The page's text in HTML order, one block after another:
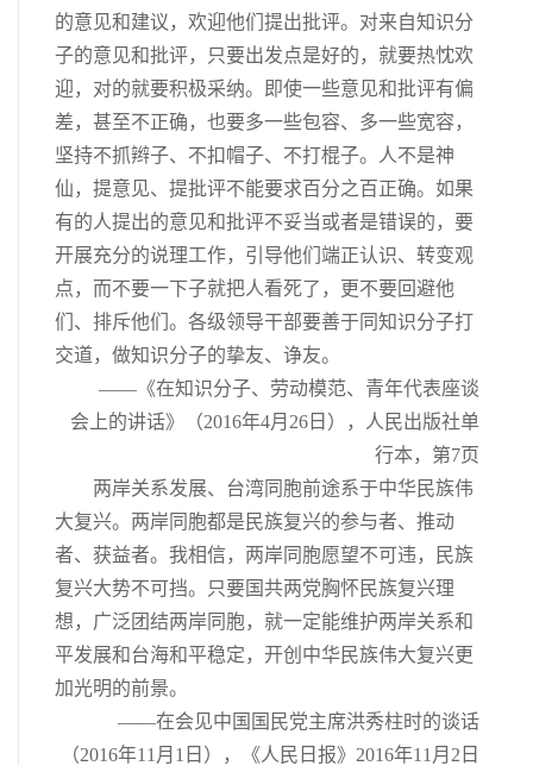
的意见和建议，欢迎他们提出批评。对来自知识分
子的意见和批评，只要出发点是好的，就要热忱欢
迎，对的就要积极采纳。即使一些意见和批评有偏
差，甚至不正确，也要多一些包容、多一些宽容，
坚持不抓辫子、不扣帽子、不打棍子。人不是神
仙，提意见、提批评不能要求百分之百正确。如果
有的人提出的意见和批评不妥当或者是错误的，要
开展充分的说理工作，引导他们端正认识、转变观
点，而不要一下子就把人看死了，更不要回避他
们、排斥他们。各级领导干部要善于同知识分子打
交道，做知识分子的挚友、诤友。
——《在知识分子、劳动模范、青年代表座谈
会上的讲话》（2016年4月26日），人民出版社单
行本，第7页
两岸关系发展、台湾同胞前途系于中华民族伟
大复兴。两岸同胞都是民族复兴的参与者、推动
者、获益者。我相信，两岸同胞愿望不可违，民族
复兴大势不可挡。只要国共两党胸怀民族复兴理
想，广泛团结两岸同胞，就一定能维护两岸关系和
平发展和台海和平稳定，开创中华民族伟大复兴更
加光明的前景。
——在会见中国国民党主席洪秀柱时的谈话
（2016年11月1日），《人民日报》2016年11月2日